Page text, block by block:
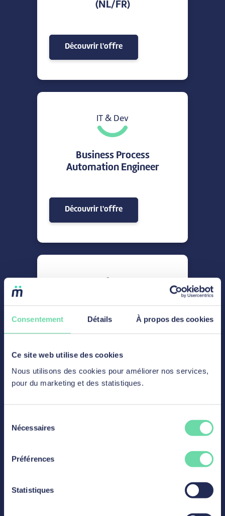
Consentement Détails À propos des cookies
Ce site web utilise des cookies
Nous utilisons des cookies pour améliorer nos services,
pour du marketing et des statistiques.
Nécessaires
Préférences
Statistiques
(NL/FR)
Découvrir l'offre
IT & Dev
Business Process
Automation Engineer
Découvrir l'offre
Full stack developer C# –
Découvrir l'offre